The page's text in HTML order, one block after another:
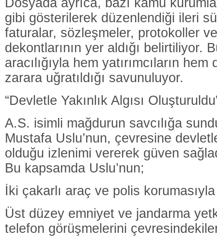
gibi gösterilerek düzenlendiği ileri
faturalar, sözleşmeler, protokoller
dekontlarının yer aldığı belirtiliyor.
aracılığıyla hem yatırımcıların
zarara uğratıldığı savunuluyor.
“Devletle Yakınlık Algısı
A.S. isimli mağdurun savcılığa
Mustafa Uslu’nun, çevresine
olduğu izlenimi vererek güven
Bu kapsamda Uslu’nun;
İki çakarlı araç ve polis korumasıyla
Üst düzey emniyet ve jandarma
telefon görüşmelerini